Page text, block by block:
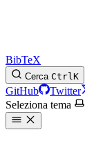
BibTeX
Cerca CtrlK
GitHub
Twitter
Seleziona tema